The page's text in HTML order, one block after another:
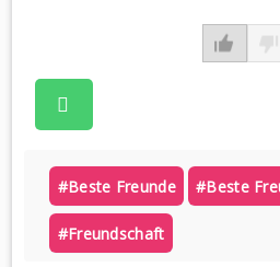
#beste Freunde #beste
#freundschaft